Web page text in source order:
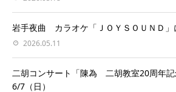
岩手夜曲 カラオケ「ＪＯＹＳＯＵＮＤ」
2026.05.11
二胡コンサート「陳為 二胡教室20周年
6/7（日）